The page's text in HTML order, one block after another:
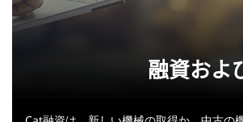
融資およ